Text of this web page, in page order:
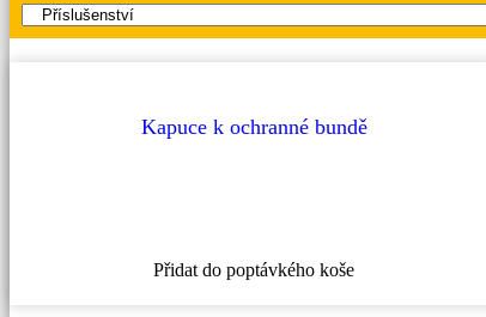
Kapuce k ochranné bundě
Přidat do poptávkého košeTento
má